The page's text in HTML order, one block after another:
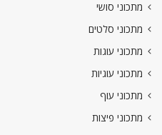
מתכוני סושי
מתכוני סלטים
מתכוני עוגות
מתכוני עוגיות
מתכוני עוף
מתכוני פיצות